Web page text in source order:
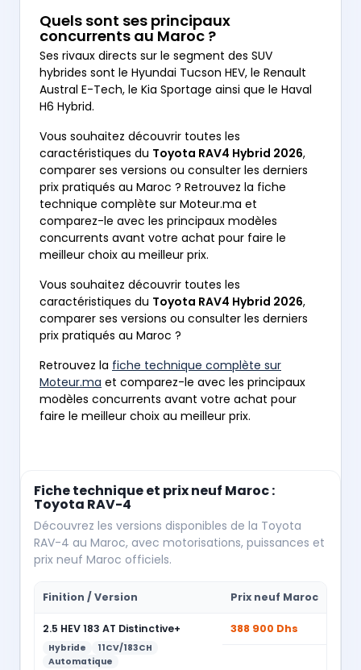
Quels sont ses principaux
concurrents au Maroc ?
Ses rivaux directs sur le segment des SUV
hybrides sont le Hyundai Tucson HEV, le Renault
Austral E-Tech, le Kia Sportage ainsi que le Haval
H6 Hybrid.
Vous souhaitez découvrir toutes les
caractéristiques du Toyota RAV4 Hybrid 2026,
comparer ses versions ou consulter les derniers
prix pratiqués au Maroc ? Retrouvez la fiche
technique complète sur Moteur.ma et
comparez-le avec les principaux modèles
concurrents avant votre achat pour faire le
meilleur choix au meilleur prix.
Vous souhaitez découvrir toutes les
caractéristiques du Toyota RAV4 Hybrid 2026,
comparer ses versions ou consulter les derniers
prix pratiqués au Maroc ?
Retrouvez la fiche technique complète sur
Moteur.ma et comparez-le avec les principaux
modèles concurrents avant votre achat pour
faire le meilleur choix au meilleur prix.
Fiche technique et prix neuf Maroc :
Toyota RAV-4
Découvrez les versions disponibles de la Toyota
RAV-4 au Maroc, avec motorisations, puissances et
prix neuf Maroc officiels.
Finition / Version Prix neuf Maroc
2.5 HEV 183 AT Distinctive+
Hybride
11CV/183CH
Automatique
388 900 Dhs